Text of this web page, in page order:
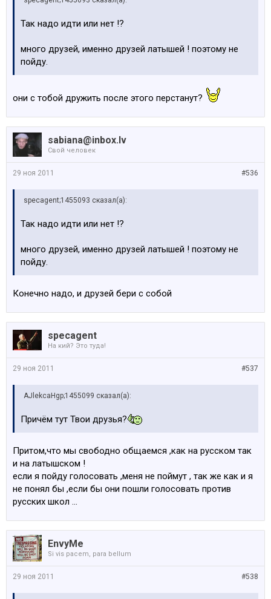
Так надо идти или нет !?
много друзей, именно друзей латышей ! поэтому не
пойду.
они с тобой дружить после этого перстанут?
sabiana@inbox.lv
Свой человек
#536
29 ноя 2011
specagent;1455093 сказал(а):
Так надо идти или нет !?
много друзей, именно друзей латышей ! поэтому не
пойду.
Конечно надо, и друзей бери с собой
specagent
На кий? Это туда!
#537
29 ноя 2011
AJlekcaHgp;1455099 сказал(а):
Причём тут Твои друзья?
Притом,что мы свободно общаемся ,как на русском так
и на латышском !
если я пойду голосовать ,меня не поймут , так же как и я
не понял бы ,если бы они пошли голосовать против
русских школ ...
EnvyMe
Si vis pacem, para bellum
#538
29 ноя 2011